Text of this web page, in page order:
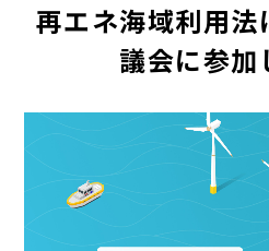
再エネ海域利用
議会に参加